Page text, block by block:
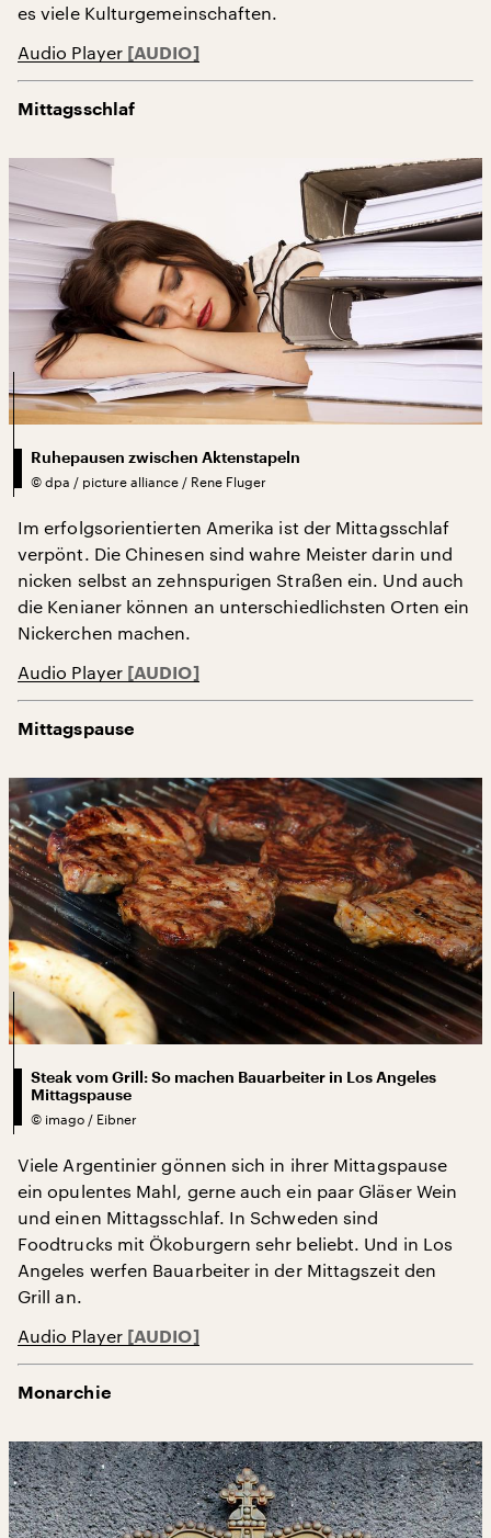
es viele Kulturgemeinschaften.
Audio Player
Mittagsschlaf
Ruhepausen zwischen Aktenstapeln
© dpa / picture alliance / Rene Fluger
Im erfolgsorientierten Amerika ist der Mittagsschlaf
verpönt. Die Chinesen sind wahre Meister darin und
nicken selbst an zehnspurigen Straßen ein. Und auch
die Kenianer können an unterschiedlichsten Orten ein
Nickerchen machen.
Audio Player
Mittagspause
Steak vom Grill: So machen Bauarbeiter in Los Angeles
Mittagspause
© imago / Eibner
Viele Argentinier gönnen sich in ihrer Mittagspause
ein opulentes Mahl, gerne auch ein paar Gläser Wein
und einen Mittagsschlaf. In Schweden sind
Foodtrucks mit Ökoburgern sehr beliebt. Und in Los
Angeles werfen Bauarbeiter in der Mittagszeit den
Grill an.
Audio Player
Monarchie